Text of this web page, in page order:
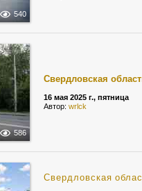
540
586
Свердловская
16 мая 2025 г., пятница
Автор: wrlck
Свердловская